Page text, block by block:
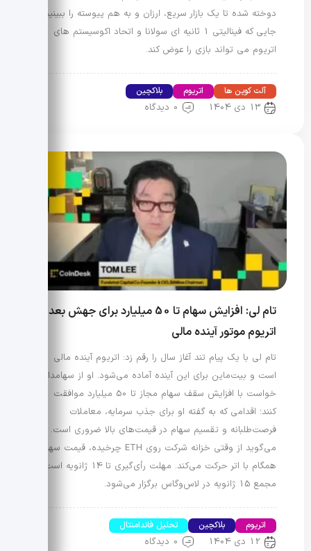
دوخته شده تا یک بازار سریع، ارزان و به هم پیوسته را ببینیم؛
جایی که فینالیتی 1 ثانیه ای سولانا و اتحاد اکوسیستم های
اتریوم می تواند بازی را عوض کند.
آلت کوین ها اتریوم بلاکچین
13 دی 1404 0 دیدگاه
تام لی: افزایش سهام تا 50 میلیارد برای جهش بعدی؛
اتریوم موتور آینده مالی
تام لی با یک پیام تند آغاز سال را رقم زد: اتریوم آینده مالی
است و بیت‌ماین برای این آینده آماده می‌شود. او از سهامداران
خواست با افزایش سقف سهام مجاز تا 50 میلیارد موافقت
کنند؛ اقدامی که به گفته او برای جذب سرمایه، معاملات
فرصت‌طلبانه و تقسیم سهام در قیمت‌های بالا ضروری است. لی
می‌گوید از وقتی خزانه شرکت روی ETH چرخیده، قیمت سهم
همگام با اتر حرکت می‌کند. مهلت رأی‌گیری تا 14 ژانویه است و
مجمع 15 ژانویه در لاس‌وگاس برگزار می‌شود.
اتریوم بلاکچین تحلیل فاندامنتال
12 دی 1404 0 دیدگاه